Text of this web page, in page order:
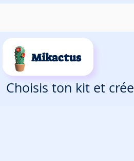
Mikactus
Choisis ton kit et